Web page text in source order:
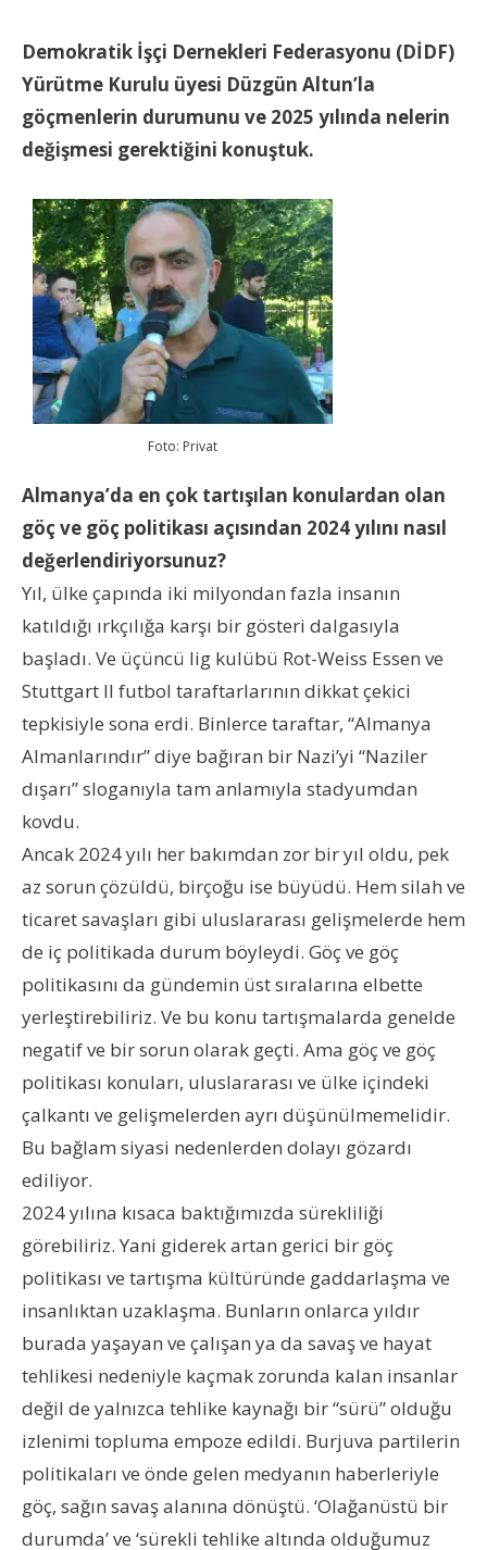
Demokratik İşçi Dernekleri Federasyonu (DİDF)
Yürütme Kurulu üyesi Düzgün Altun’la
göçmenlerin durumunu ve 2025 yılında nelerin
değişmesi gerektiğini konuştuk.
Foto: Privat
Almanya’da en çok tartışılan konulardan olan
göç ve göç politikası açısından 2024 yılını nasıl
değerlendiriyorsunuz?
Yıl, ülke çapında iki milyondan fazla insanın
katıldığı ırkçılığa karşı bir gösteri dalgasıyla
başladı. Ve üçüncü lig kulübü Rot-Weiss Essen ve
Stuttgart II futbol taraftarlarının dikkat çekici
tepkisiyle sona erdi. Binlerce taraftar, “Almanya
Almanlarındır” diye bağıran bir Nazi’yi “Naziler
dışarı” sloganıyla tam anlamıyla stadyumdan
kovdu.
Ancak 2024 yılı her bakımdan zor bir yıl oldu, pek
az sorun çözüldü, birçoğu ise büyüdü. Hem silah ve
ticaret savaşları gibi uluslararası gelişmelerde hem
de iç politikada durum böyleydi. Göç ve göç
politikasını da gündemin üst sıralarına elbette
yerleştirebiliriz. Ve bu konu tartışmalarda genelde
negatif ve bir sorun olarak geçti. Ama göç ve göç
politikası konuları, uluslararası ve ülke içindeki
çalkantı ve gelişmelerden ayrı düşünülmemelidir.
Bu bağlam siyasi nedenlerden dolayı gözardı
ediliyor.
2024 yılına kısaca baktığımızda sürekliliği
görebiliriz. Yani giderek artan gerici bir göç
politikası ve tartışma kültüründe gaddarlaşma ve
insanlıktan uzaklaşma. Bunların onlarca yıldır
burada yaşayan ve çalışan ya da savaş ve hayat
tehlikesi nedeniyle kaçmak zorunda kalan insanlar
değil de yalnızca tehlike kaynağı bir “sürü” olduğu
izlenimi topluma empoze edildi. Burjuva partilerin
politikaları ve önde gelen medyanın haberleriyle
göç, sağın savaş alanına dönüştü. ‘Olağanüstü bir
durumda’ ve ‘sürekli tehlike altında olduğumuz